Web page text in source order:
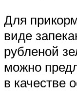
Для
виде
рубленой
можно
в качестве